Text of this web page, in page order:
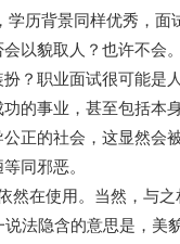
历背景同样优秀，
以貌取人？也许不会
？职业面试很可能是
的事业，甚至包括本
正的社会，这显然会
同邪恶。
然在使用。当然，与
法隐含的意思是，美